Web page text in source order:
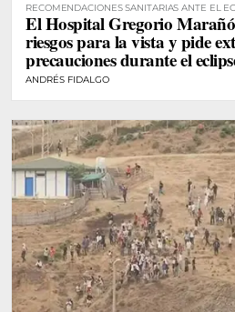
RECOMENDACIONES SANITARIAS ANTE EL
El Hospital Gregorio
riesgos para la vista y pide
precauciones durante el
ANDRÉS FIDALGO